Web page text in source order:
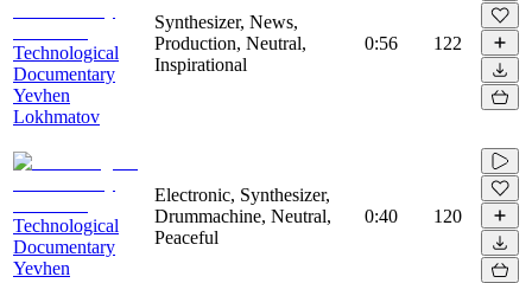
Technological
Documentary
Yevhen
Lokhmatov
Synthesizer, News,
Production, Neutral,
Inspirational
0:56 122
Technological
Documentary
Yevhen
Electronic, Synthesizer,
Drummachine, Neutral,
Peaceful
0:40 120